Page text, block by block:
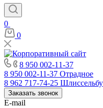
0
0
8 950 002-11-37
8 950 002-11-37 Отрадное
8 962 717-74-25
Заказать звонок
E-mail